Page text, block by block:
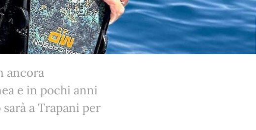
ancora
e in pochi anni
a Trapani per